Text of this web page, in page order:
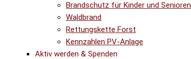
Brandschutz für Kinder und Senioren
Waldbrand
Rettungskette Forst
Kennzahlen PV-Anlage
Aktiv werden & Spenden